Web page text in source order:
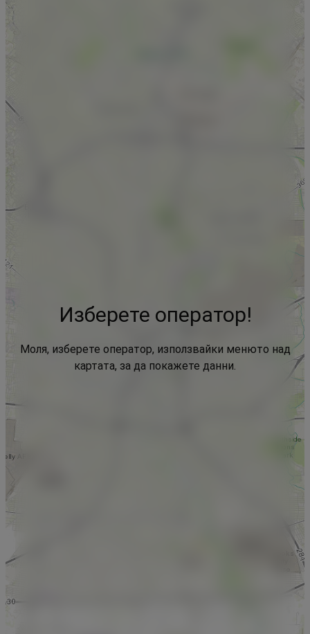
Изберете оператор!
Моля, изберете оператор, използвайки менюто над
картата, за да покажете данни.